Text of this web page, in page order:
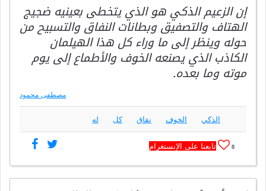
إن الزعيم الذكي هو الذي يتخطى بعينيه ضجيج
الهتاف والتصفيق وبطانات النفاق والتسبيح من
حوله وينظر إلى ما وراء كل هذا الهيلمان
الكاذب الذي يصنعه الخوف والأطماع إلى يوم
موته وما بعده.
مصطفى محمود
الذكي الخوف نفاق كل له
8 تابعنا على الإنستغرام